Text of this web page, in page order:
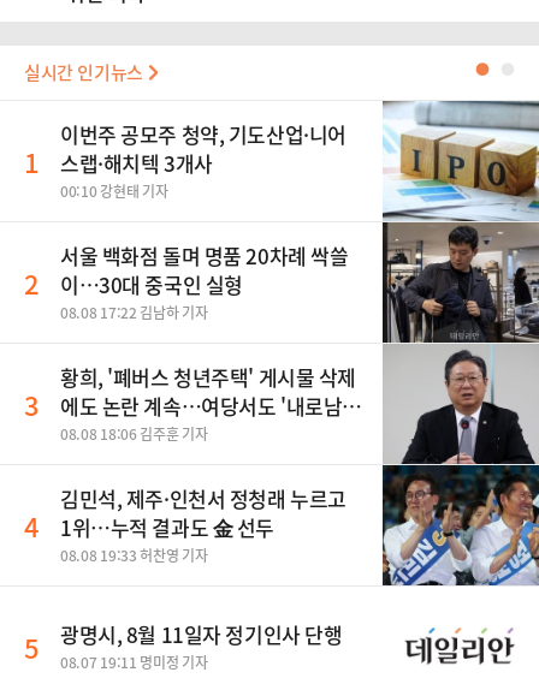
실시간 인기뉴스 ●
1
이번주 공모주 청약, 기도산업·니어
스랩·해치텍 3개사
00:10 강현태 기자
2
서울 백화점 돌며 명품 20차례 싹쓸
이…30대 중국인 실형
08.08 17:22 김남하 기자
3
황희, '폐버스 청년주택' 게시물 삭제
에도 논란 계속…여당서도 '내로남
불' 비판
08.08 18:06 김주훈 기자
4
김민석, 제주·인천서 정청래 누르고
1위…누적 결과도 金 선두
08.08 19:33 허찬영 기자
5 광명시, 8월 11일자 정기인사 단행
08.07 19:11 명미정 기자